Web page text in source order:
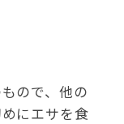
ので、他の
にエサを食